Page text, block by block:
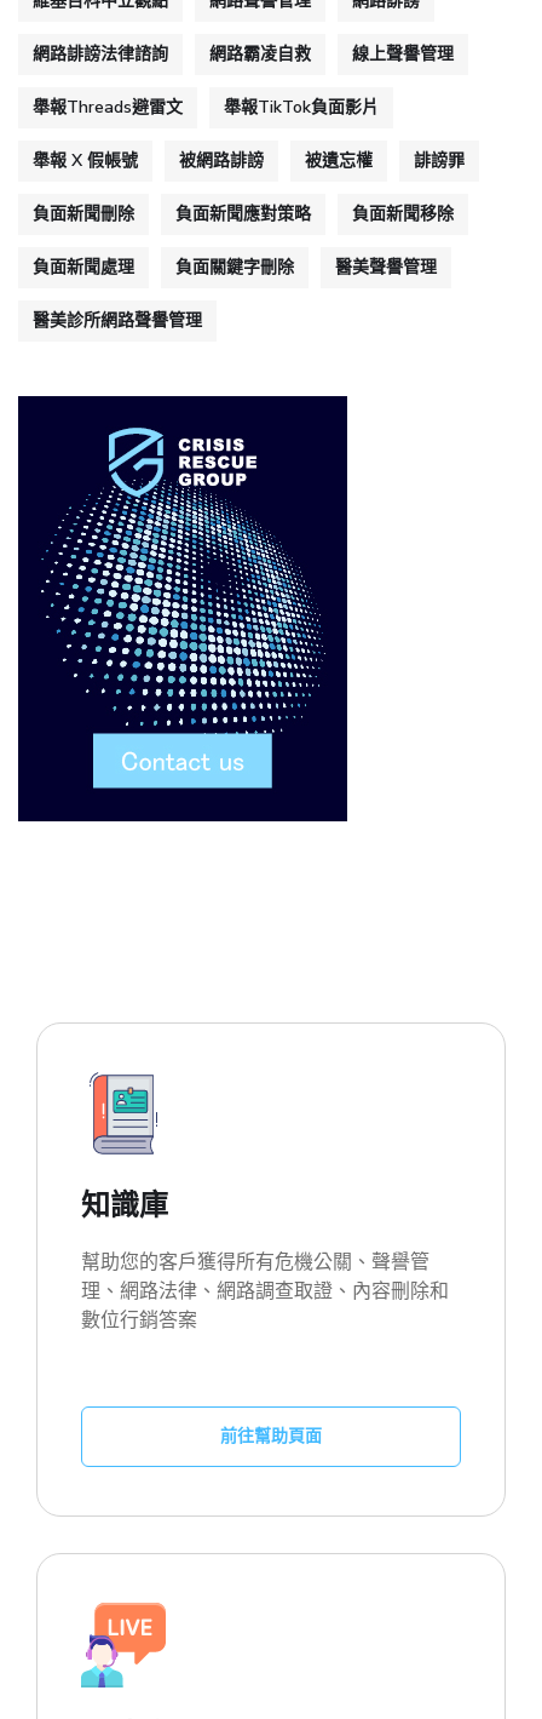
網路誹謗法律諮詢 網路霸凌自救 線上聲譽管理
舉報Threads避雷文 舉報TikTok負面影片
舉報 X 假帳號 被網路誹謗 被遺忘權 誹謗罪
負面新聞刪除 負面新聞應對策略 負面新聞移除
負面新聞處理 負面關鍵字刪除 醫美聲譽管理
醫美診所網路聲譽管理
知識庫
幫助您的客戶獲得所有危機公關、聲譽管
理、網路法律、網路調查取證、內容刪除和
數位行銷答案
前往幫助頁面